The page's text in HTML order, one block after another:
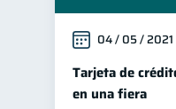
Finanzas
Inclusión
Bienestar
Finanzas para
04 / 05 / 2021
Tarjeta de
en una fiera